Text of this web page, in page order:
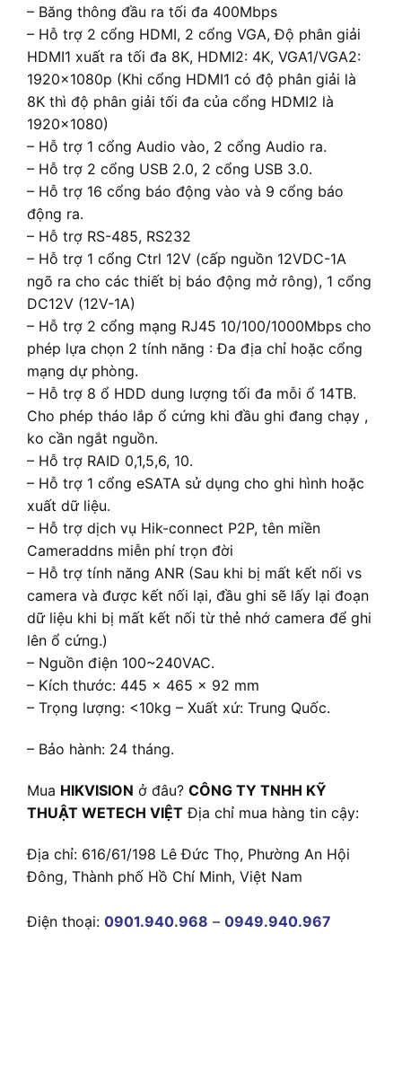
– Băng thông đầu ra tối đa 400Mbps
– Hỗ trợ 2 cổng HDMI, 2 cổng VGA, Độ phân giải
HDMI1 xuất ra tối đa 8K, HDMI2: 4K, VGA1/VGA2:
1920x1080p (Khi cổng HDMI1 có độ phân giải là
8K thì độ phân giải tối đa của cổng HDMI2 là
1920×1080)
– Hỗ trợ 1 cổng Audio vào, 2 cổng Audio ra.
– Hỗ trợ 2 cổng USB 2.0, 2 cổng USB 3.0.
– Hỗ trợ 16 cổng báo động vào và 9 cổng báo
động ra.
– Hỗ trợ RS-485, RS232
– Hỗ trợ 1 cổng Ctrl 12V (cấp nguồn 12VDC-1A
ngõ ra cho các thiết bị báo động mở rông), 1 cổng
DC12V (12V-1A)
– Hỗ trợ 2 cổng mạng RJ45 10/100/1000Mbps cho
phép lựa chọn 2 tính năng : Đa địa chỉ hoặc cổng
mạng dự phòng.
– Hỗ trợ 8 ổ HDD dung lượng tối đa mỗi ổ 14TB.
Cho phép tháo lắp ổ cứng khi đầu ghi đang chạy ,
ko cần ngắt nguồn.
– Hỗ trợ RAID 0,1,5,6, 10.
– Hỗ trợ 1 cổng eSATA sử dụng cho ghi hình hoặc
xuất dữ liệu.
– Hỗ trợ dịch vụ Hik-connect P2P, tên miền
Cameraddns miễn phí trọn đời
– Hỗ trợ tính năng ANR (Sau khi bị mất kết nối vs
camera và được kết nối lại, đầu ghi sẽ lấy lại đoạn
dữ liệu khi bị mất kết nối từ thẻ nhớ camera để ghi
lên ổ cứng.)
– Nguồn điện 100~240VAC.
– Kích thước: 445 × 465 × 92 mm
– Trọng lượng: <10kg – Xuất xứ: Trung Quốc.
– Bảo hành: 24 tháng.
Mua HIKVISION ở đâu? CÔNG TY TNHH KỸ
THUẬT WETECH VIỆT Địa chỉ mua hàng tin cậy:
Địa chỉ: 616/61/198 Lê Đức Thọ, Phường An Hội
Đông, Thành phố Hồ Chí Minh, Việt Nam
Điện thoại: 0901.940.968 – 0949.940.967